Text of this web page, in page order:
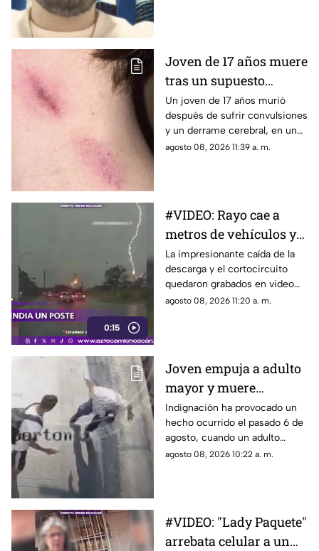
asegura que “todo fue una
broma”, además de ofrecer
disculpas a quienes se
preocuparon por una situación
que, según explica, se salió de
control.
Joven de 17 años muere
tras un supuesto
“chupetón en México
Un joven de 17 años murió
después de sufrir convulsiones
y un derrame cerebral, en un
caso que ha generado
desenlace.
agosto 08, 2026 11:39 a. m.
0:15
#VIDEO: Rayo cae a
metros de vehículos y
hace explotar poste.
La impresionante caída de la
descarga y el cortocircuito
quedaron grabados en video
durante la tormenta.
agosto 08, 2026 11:20 a. m.
Joven empuja a adulto
mayor y muere
atropellado por tráiler
Indignación ha provocado un
hecho ocurrido el pasado 6 de
agosto, cuando un adulto
mayor murió atropellado por
Monterrey.
agosto 08, 2026 10:22 a. m.
#VIDEO: "Lady Paquete"
arrebata celular a un